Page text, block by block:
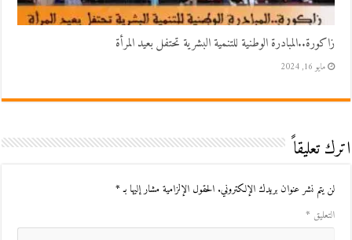
زاكورة..المبادرة الوطنية للتنمية البشرية تحتفل بعيد المرأة
مايو 16, 2024
اترك تعليقاً
لن يتم نشر عنوان بريدك الإلكتروني. الحقول الإلزامية مشار إليها بـ*
التعليق *